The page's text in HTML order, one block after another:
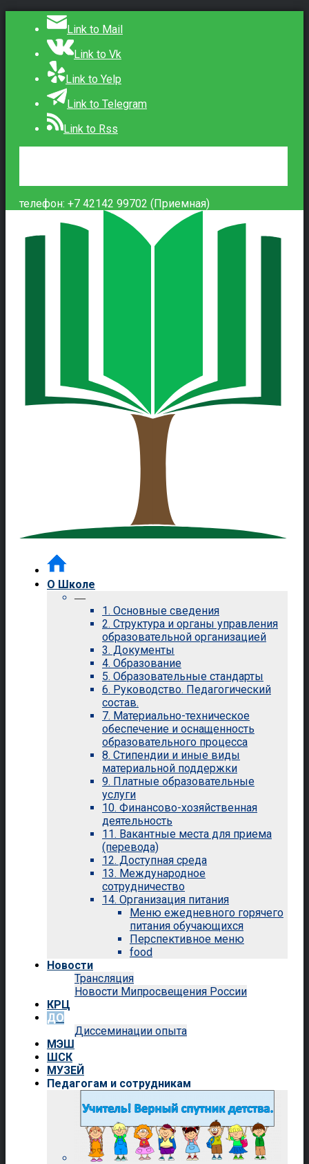
Link to Mail
Link to Vk
Link to Yelp
Link to Telegram
Link to Rss
телефон: +7 42142 99702 (Приемная)
О Школе
—
1. Основные сведения
2. Структура и органы управления
образовательной организацией
3. Документы
4. Образование
5. Образовательные стандарты
6. Руководство. Педагогический
состав.
7. Материально-техническое
обеспечение и оснащенность
образовательного процесса
8. Стипендии и иные виды
материальной поддержки
9. Платные образовательные
услуги
10. Финансово-хозяйственная
деятельность
11. Вакантные места для приема
(перевода)
12. Доступная среда
13. Международное
сотрудничество
14. Организация питания
Меню ежедневного горячего
питания обучающихся
Перспективное меню
food
Новости
Трансляция
Новости Мипросвещения России
КРЦ
ДО
Диссеминации опыта
МЭШ
ШСК
МУЗЕЙ
Педагогам и сотрудникам